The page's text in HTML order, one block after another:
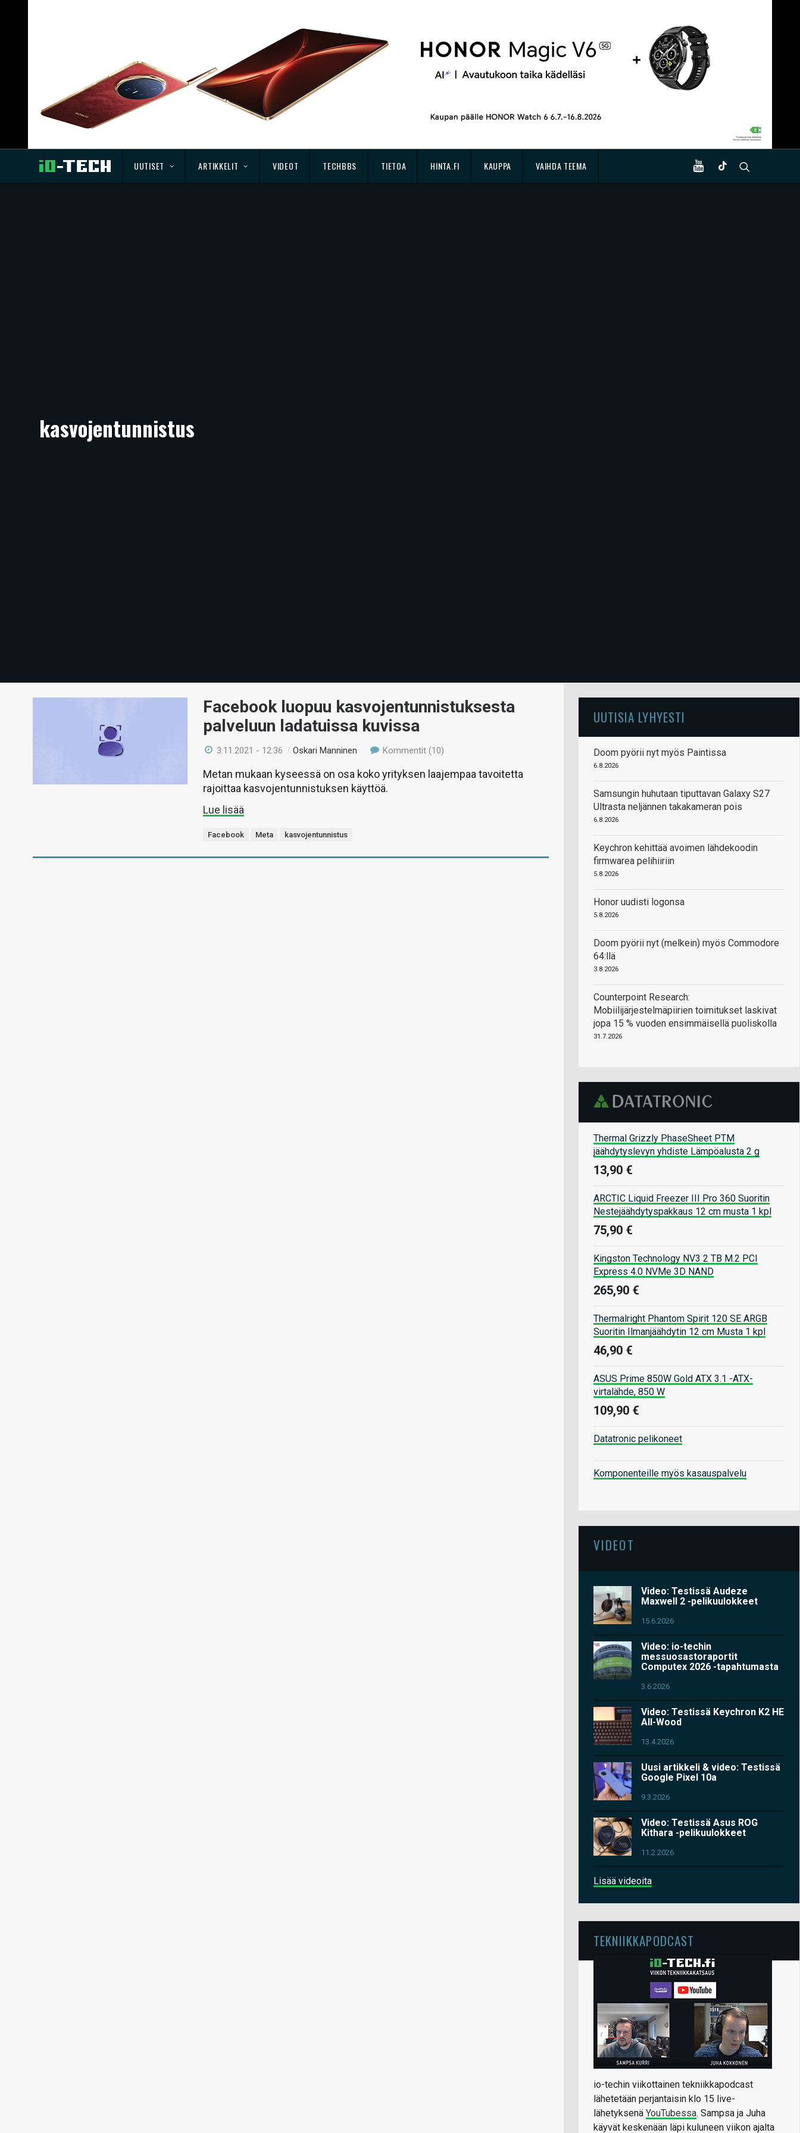
UUTISET ARTIKKELIT VIDEOT TECHBBS TIETOA HINTA.FI KAUPPA VAIHDA TEEMA
kasvojentunnistus
Facebook luopuu kasvojentunnistuksesta
palveluun ladatuissa kuvissa
3.11.2021 - 12:36 /Oskari Manninen Kommentit (10)
Metan mukaan kyseessä on osa koko yrityksen laajempaa tavoitetta
rajoittaa kasvojentunnistuksen käyttöä.
Lue lisää
Facebook Meta kasvojentunnistus
UUTISIA LYHYESTI
Doom pyörii nyt myös Paintissa
6.8.2026
Samsungin huhutaan tiputtavan Galaxy S27
Ultrasta neljännen takakameran pois
6.8.2026
Keychron kehittää avoimen lähdekoodin
firmwarea pelihiiriin
5.8.2026
Honor uudisti logonsa
5.8.2026
Doom pyörii nyt (melkein) myös Commodore
64:llä
3.8.2026
Counterpoint Research:
Mobiilijärjestelmäpiirien toimitukset laskivat
jopa 15 % vuoden ensimmäisellä puoliskolla
31.7.2026
Thermal Grizzly PhaseSheet PTM
jäähdytyslevyn yhdiste Lämpöalusta 2 g
13,90 €
ARCTIC Liquid Freezer III Pro 360 Suoritin
Nestejäähdytyspakkaus 12 cm musta 1 kpl
75,90 €
Kingston Technology NV3 2 TB M.2 PCI
Express 4.0 NVMe 3D NAND
265,90 €
Thermalright Phantom Spirit 120 SE ARGB
Suoritin Ilmanjäähdytin 12 cm Musta 1 kpl
46,90 €
ASUS Prime 850W Gold ATX 3.1 -ATX-
virtalähde, 850 W
109,90 €
Datatronic pelikoneet
Komponenteille myös kasauspalvelu
VIDEOT
Video: Testissä Audeze
Maxwell 2 -pelikuulokkeet
15.6.2026
Video: io-techin
messuosastoraportit
Computex 2026 -tapahtumasta
3.6.2026
Video: Testissä Keychron K2 HE
All-Wood
13.4.2026
Uusi artikkeli & video: Testissä
Google Pixel 10a
9.3.2026
Video: Testissä Asus ROG
Kithara -pelikuulokkeet
11.2.2026
Lisää videoita
TEKNIIKKAPODCAST
io-techin viikottainen tekniikkapodcast
lähetetään perjantaisin klo 15 live-
lähetyksenä YouTubessa. Sampsa ja Juha
käyvät keskenään läpi kuluneen viikon ajalta